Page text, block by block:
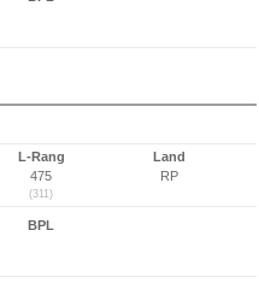
L-Rang
475
(311)
Land
RP
BPL